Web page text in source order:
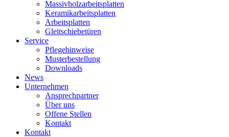
Massivholzarbeitsplatten
Keramikarbeitsplatten
Arbeitsplatten
Gleitschiebetüren
Service
Pflegehinweise
Musterbestellung
Downloads
News
Unternehmen
Ansprechpartner
Über uns
Offene Stellen
Kontakt
Kontakt